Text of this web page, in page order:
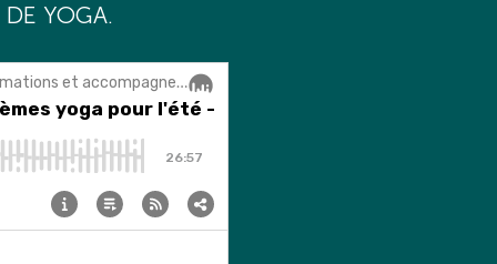
YOGA.